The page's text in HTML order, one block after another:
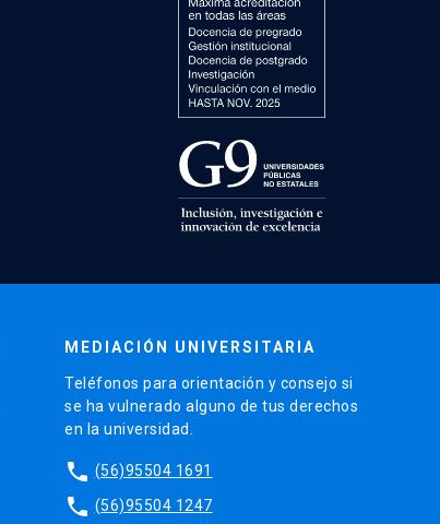
MEDIACIÓN UNIVERSITARIA
Teléfonos para orientación y consejo si
se ha vulnerado alguno de tus derechos
en la universidad.
phone (56)95504 1691
phone (56)95504 1247